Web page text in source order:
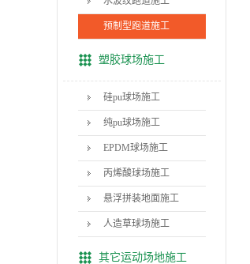
预制型跑道施工
塑胶球场施工
硅pu球场施工
纯pu球场施工
EPDM球场施工
丙烯酸球场施工
悬浮拼装地面施工
人造草球场施工
其它运动场地施工